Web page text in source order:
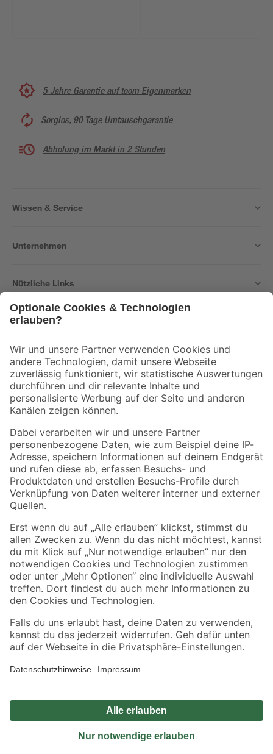
5 Jahre Garantie auf toom Eigenmarken
Sorglos, 90 Tage Umtauschgarantie
Abholung im Markt in 2 Stunden
Wissen & Service
Unternehmen
Nützliche Links
Der toom Newsletter: Keine Angebote und Aktionen mehr verpassen!
Zur Newsletter Anmeldung
Folge uns
Zahlungsarten Versandarten
Sicher einkaufen
Jetzt die toom-App herunterladen
Alle Preisangaben in EUR inkl. gesetzl. MwSt.. Die dargestellten Angebote sind unter
Umständen nicht in allen Märkten verfügbar. Die angegebenen Verfügbarkeiten beziehen
Produkte nur solange der Vorrat reicht.
*Paketversand ab 59 € versandkostenfrei, gilt nicht für Artikel mit Speditionsversand, hier
Privatsphäre Impressum
Nutzungsbedingungen
Widerrufsrecht
Vertrag widerrufen